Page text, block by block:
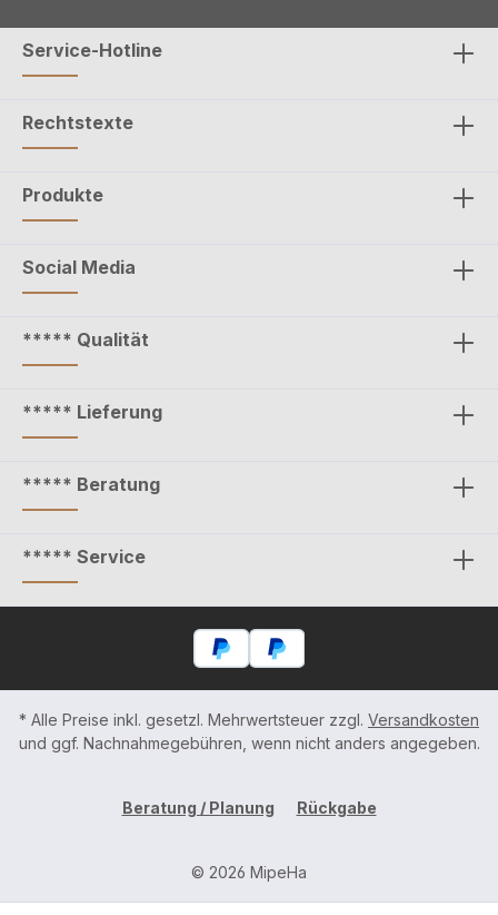
Service-Hotline
Rechtstexte
Produkte
Social Media
***** Qualität
***** Lieferung
***** Beratung
***** Service
* Alle Preise inkl. gesetzl. Mehrwertsteuer zzgl. Versandkosten
und ggf. Nachnahmegebühren, wenn nicht anders angegeben.
Beratung / Planung Rückgabe
© 2026 MipeHa